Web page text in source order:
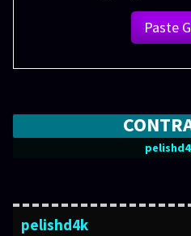
Paste
pelishd4k